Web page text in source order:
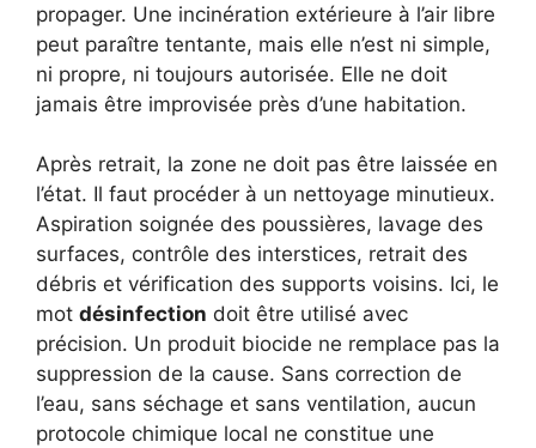
propager. Une incinération extérieure à l’air libre
peut paraître tentante, mais elle n’est ni simple,
ni propre, ni toujours autorisée. Elle ne doit
jamais être improvisée près d’une habitation.
Après retrait, la zone ne doit pas être laissée en
l’état. Il faut procéder à un nettoyage minutieux.
Aspiration soignée des poussières, lavage des
surfaces, contrôle des interstices, retrait des
débris et vérification des supports voisins. Ici, le
mot désinfection doit être utilisé avec
précision. Un produit biocide ne remplace pas la
suppression de la cause. Sans correction de
l’eau, sans séchage et sans ventilation, aucun
protocole chimique local ne constitue une